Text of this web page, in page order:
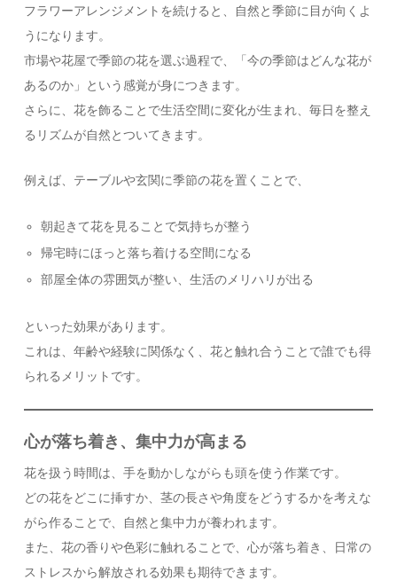
フラワーアレンジメントを続けると、自然と季節に目が向くよ
うになります。
市場や花屋で季節の花を選ぶ過程で、「今の季節はどんな花が
あるのか」という感覚が身につきます。
さらに、花を飾ることで生活空間に変化が生まれ、毎日を整え
るリズムが自然とついてきます。
例えば、テーブルや玄関に季節の花を置くことで、
朝起きて花を見ることで気持ちが整う
帰宅時にほっと落ち着ける空間になる
部屋全体の雰囲気が整い、生活のメリハリが出る
といった効果があります。
これは、年齢や経験に関係なく、花と触れ合うことで誰でも得
られるメリットです。
心が落ち着き、集中力が高まる
花を扱う時間は、手を動かしながらも頭を使う作業です。
どの花をどこに挿すか、茎の長さや角度をどうするかを考えな
がら作ることで、自然と集中力が養われます。
また、花の香りや色彩に触れることで、心が落ち着き、日常の
ストレスから解放される効果も期待できます。